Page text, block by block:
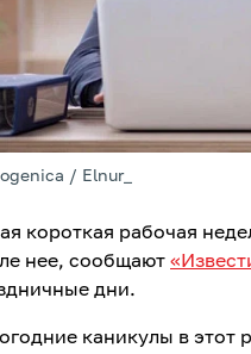
/ Elnur_
короткая рабочая
нее, сообщают
дни.
каникулы в этот